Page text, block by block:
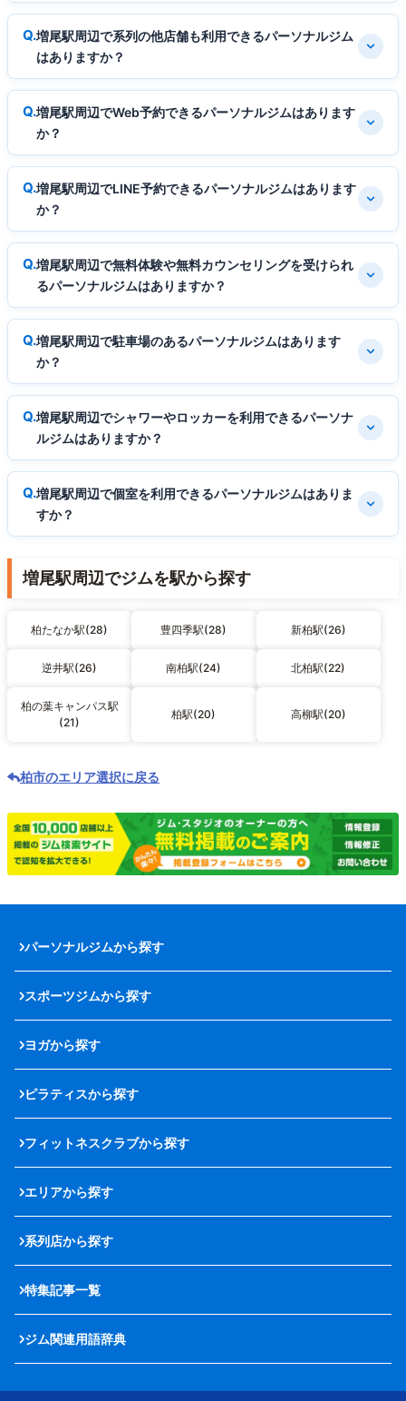
増尾駅周辺で系列の他店舗も利用できるパーソナルジム
はありますか？
増尾駅周辺でWeb予約できるパーソナルジムはあります
か？
増尾駅周辺でLINE予約できるパーソナルジムはあります
か？
増尾駅周辺で無料体験や無料カウンセリングを受けられ
るパーソナルジムはありますか？
増尾駅周辺で駐車場のあるパーソナルジムはあります
か？
増尾駅周辺でシャワーやロッカーを利用できるパーソナ
ルジムはありますか？
増尾駅周辺で個室を利用できるパーソナルジムはありま
すか？
増尾駅周辺でジムを駅から探す
柏たなか駅(28) 豊四季駅(28) 新柏駅(26)
逆井駅(26) 南柏駅(24) 北柏駅(22)
柏の葉キャンパス駅
(21)
柏駅(20) 高柳駅(20)
柏市のエリア選択に戻る
パーソナルジムから探す
スポーツジムから探す
ヨガから探す
ピラティスから探す
フィットネスクラブから探す
エリアから探す
系列店から探す
特集記事一覧
ジム関連用語辞典